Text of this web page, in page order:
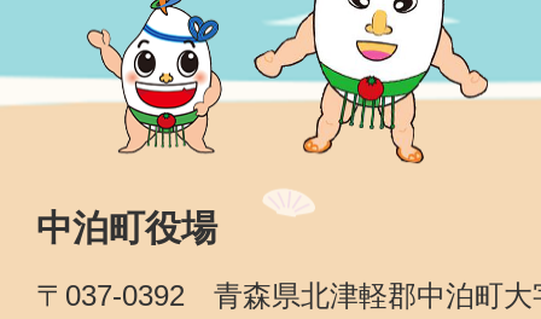
中泊町役場
〒037-0392 青森県北津軽郡中泊町大